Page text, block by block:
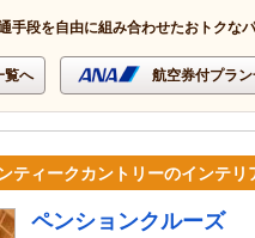
手段を自由に組み合わせたおトクな
覧へ 航空券付プラ
ティークカントリーのインテリ
ペンションクルーズ